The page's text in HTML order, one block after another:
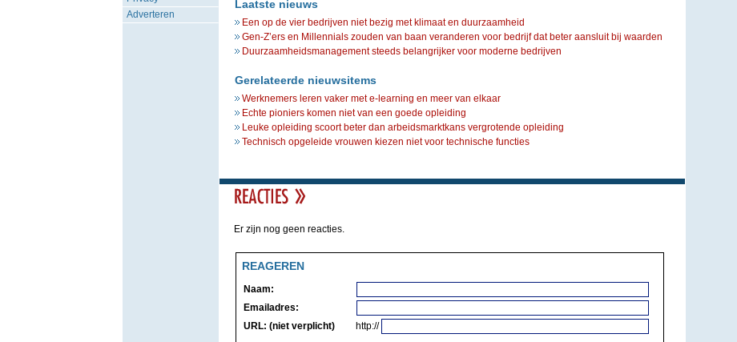
Adverteren
Laatste nieuws
Een op de vier bedrijven niet bezig met klimaat en duurzaamheid
Gen-Z’ers en Millennials zouden van baan veranderen voor bedrijf dat beter aansluit bij waarden
Duurzaamheidsmanagement steeds belangrijker voor moderne bedrijven
Gerelateerde nieuwsitems
Werknemers leren vaker met e-learning en meer van elkaar
Echte pioniers komen niet van een goede opleiding
Leuke opleiding scoort beter dan arbeidsmarktkans vergrotende opleiding
Technisch opgeleide vrouwen kiezen niet voor technische functies
Er zijn nog geen reacties.
REAGEREN
Naam:
Emailadres:
URL: (niet verplicht)
http://